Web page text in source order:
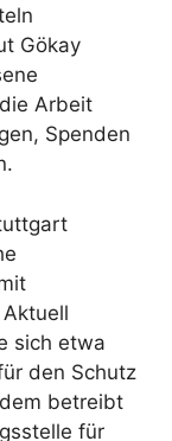
Gökay
Arbeit
Spenden
sich etwa
den Schutz
betreibt
für